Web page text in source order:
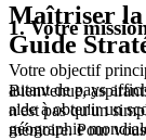
1. Votre
Votre objectif
autant de pays
aide à obtenir un
géographie
Maîtriser la
Guide
Bienvenue,
n'est pas qu'un
mémoire. Pour